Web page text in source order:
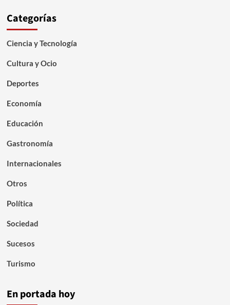
Categorías
Ciencia y Tecnología
Cultura y Ocio
Deportes
Economía
Educación
Gastronomía
Internacionales
Otros
Política
Sociedad
Sucesos
Turismo
En portada hoy